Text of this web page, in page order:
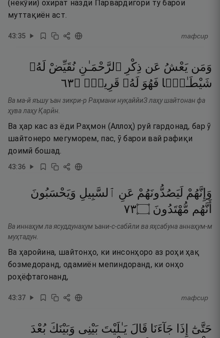
(некӯии) охират назди Парвардигори ту барои
муттақиён аст.
43:35 тафсир
وَمَن يَعْشُ عَن ذِكْرِ ٱلرَّحْمَـٰنِ نُقَيِّضْ لَهُۥ
شَيْطَـٰنًۭا فَهُوَ لَهُۥ قَرِينٌۭ ۝٣٦
Ва ма-й яъшу ъан зикри-р Раҳмани нуқаййиЗ лаҳу шайтонан фа
ҳува лаҳу Қарӣн.
Ва ҳар кас аз ёди Раҳмон (Аллоҳ) руй гардонад, бар ӯ
шайтонеро мегуморем, пас, ӯ барои вай рафиқи
доимӣ бошад.
43:36
وَإِنَّهُمْ لَيَصُدُّونَهُمْ عَنِ ٱلسَّبِيلِ وَيَحْسَبُونَ
أَنَّهُم مُّهْتَدُونَ ۝٣٧
Ва иннаҳум ла ясуддунаҳум ъани-с-сабӣли ва яҳсабуна аннаҳум-м
муҳтадун.
Ва ҳаройина, шайтонҳо, ки инсонҳоро аз роҳи ҳақ
бозмедоранд, одамиён мепиндоранд, ки онҳо
роҳёфтагонанд,
43:37 тафсир
حَتَّىٰٓ إِذَا جَآءَنَا قَالَ يَـٰلَيْتَ بَيْنِى وَبَيْنَكَ بُعْدَ